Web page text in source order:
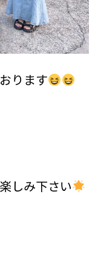
ります
しみ下さい